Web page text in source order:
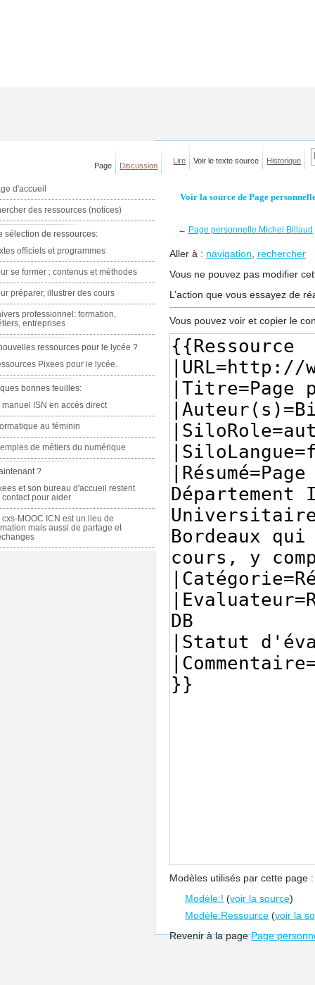
Voir la source de Page
← Page personnelle Michel Billaud
Aller à : navigation, rechercher
Vous ne pouvez pas modifier
L’action que vous essayez de
Vous pouvez voir et copier le
Modèles utilisés par cette page :
Modèle:! (voir la source)
Modèle:Ressource (voir la
Revenir à la pagePage
Page Discussion
Lire Voir le texte source Historique
d'accueil
des ressources (notices)
sélection de ressources:
officiels et programmes
se former : contenus et méthodes
préparer, illustrer des cours
professionnel: formation,
entreprises
ressources pour le lycée ?
Pixees pour le lycée.
bonnes feuilles:
manuel ISN en accès direct
au féminin
de métiers du numérique
?
et son bureau d'accueil restent
contact pour aider
cxs-MOOC ICN est un lieu de
mais aussi de partage et